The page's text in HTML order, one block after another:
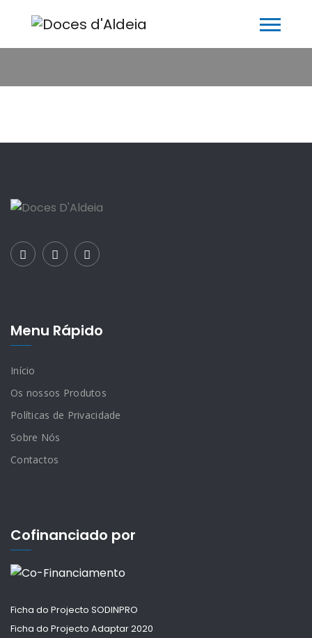
Menu Rápido
Início
Os nossos Produtos
Políticas de Privacidade
Sobre Nós
Contactos
Cofinanciado por
Ficha do Projecto SODINPRO
Ficha do Projecto Adaptar 2020